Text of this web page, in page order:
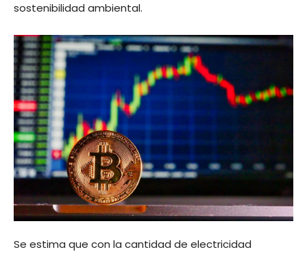
sostenibilidad ambiental.
Se estima que con la cantidad de electricidad